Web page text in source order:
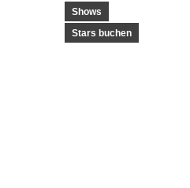
Shows
Stars buchen